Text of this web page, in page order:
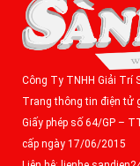
Công Ty TNHH Giải Trí
Trang thông tin điện tử
Giấy phép số 64/GP –
cấp ngày 17/06/2015